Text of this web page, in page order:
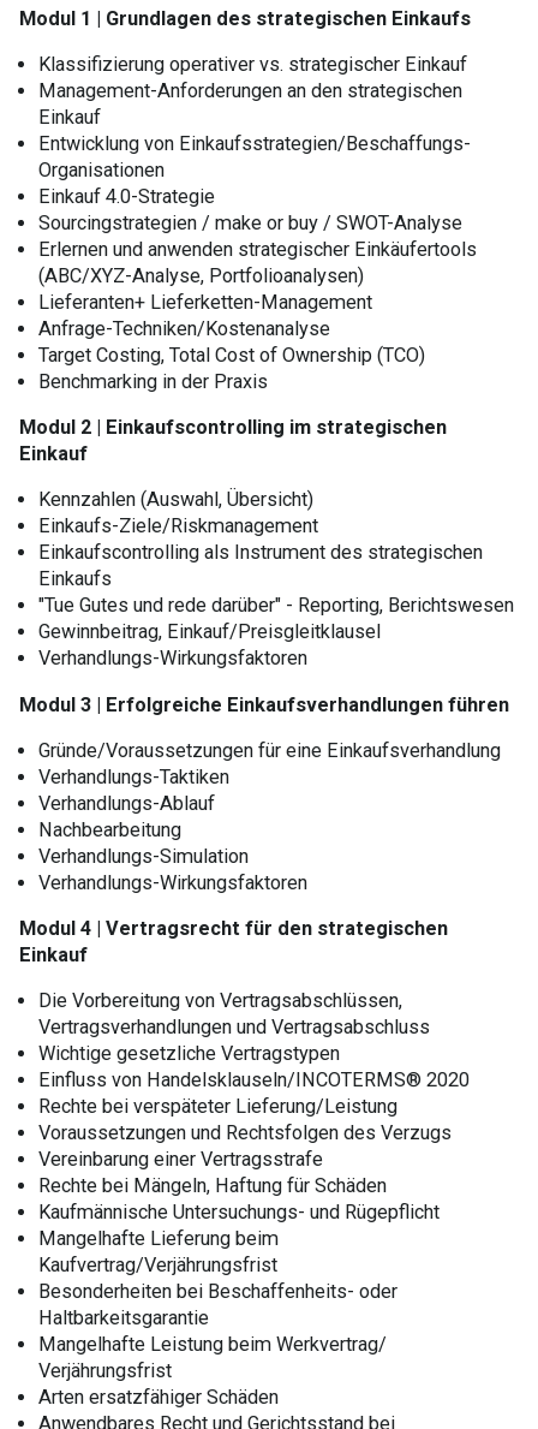
Modul 1 | Grundlagen des strategischen Einkaufs
Klassifizierung operativer vs. strategischer Einkauf
Management-Anforderungen an den strategischen
Einkauf
Entwicklung von Einkaufsstrategien/Beschaffungs-
Organisationen
Einkauf 4.0-Strategie
Sourcingstrategien / make or buy / SWOT-Analyse
Erlernen und anwenden strategischer Einkäufertools
(ABC/XYZ-Analyse, Portfolioanalysen)
Lieferanten+ Lieferketten-Management
Anfrage-Techniken/Kostenanalyse
Target Costing, Total Cost of Ownership (TCO)
Benchmarking in der Praxis
Modul 2 | Einkaufscontrolling im strategischen
Einkauf
Kennzahlen (Auswahl, Übersicht)
Einkaufs-Ziele/Riskmanagement
Einkaufscontrolling als Instrument des strategischen
Einkaufs
"Tue Gutes und rede darüber" - Reporting, Berichtswesen
Gewinnbeitrag, Einkauf/Preisgleitklausel
Verhandlungs-Wirkungsfaktoren
Modul 3 | Erfolgreiche Einkaufsverhandlungen führen
Gründe/Voraussetzungen für eine Einkaufsverhandlung
Verhandlungs-Taktiken
Verhandlungs-Ablauf
Nachbearbeitung
Verhandlungs-Simulation
Verhandlungs-Wirkungsfaktoren
Modul 4 | Vertragsrecht für den strategischen
Einkauf
Die Vorbereitung von Vertragsabschlüssen,
Vertragsverhandlungen und Vertragsabschluss
Wichtige gesetzliche Vertragstypen
Einfluss von Handelsklauseln/INCOTERMS® 2020
Rechte bei verspäteter Lieferung/Leistung
Voraussetzungen und Rechtsfolgen des Verzugs
Vereinbarung einer Vertragsstrafe
Rechte bei Mängeln, Haftung für Schäden
Kaufmännische Untersuchungs- und Rügepflicht
Mangelhafte Lieferung beim
Kaufvertrag/Verjährungsfrist
Besonderheiten bei Beschaffenheits- oder
Haltbarkeitsgarantie
Mangelhafte Leistung beim Werkvertrag/
Verjährungsfrist
Arten ersatzfähiger Schäden
Anwendbares Recht und Gerichtsstand bei